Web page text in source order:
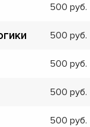
500
500
500
500
500